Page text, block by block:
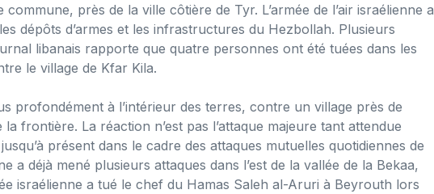
près de la ville côtière de Tyr. L’armée de l’air israélienne a
dépôts d’armes et les infrastructures du Hezbollah. Plusieurs
libanais rapporte que quatre personnes ont été tuées dans les
le village de Kfar Kila.
profondément à l’intérieur des terres, contre un village près de
frontière. La réaction n’est pas l’attaque majeure tant attendue
présent dans le cadre des attaques mutuelles quotidiennes de
a déjà mené plusieurs attaques dans l’est de la vallée de la Bekaa,
israélienne a tué le chef du Hamas Saleh al-Aruri à Beyrouth lors